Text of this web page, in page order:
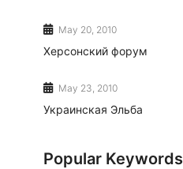
May 20, 2010
Херсонский форум
May 23, 2010
Украинская Эльба
Popular Keywords